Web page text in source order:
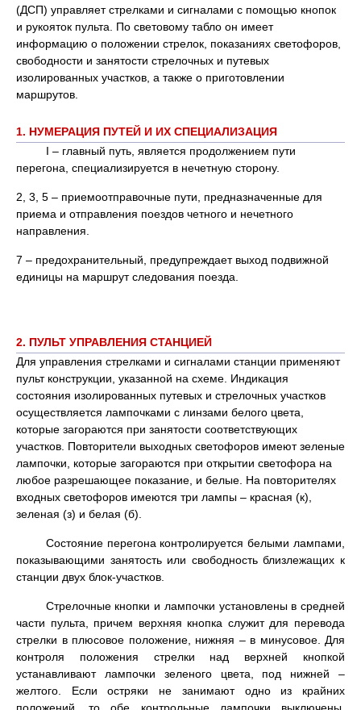
(ДСП) управляет стрелками и сигналами с помощью кнопок
и рукояток пульта. По световому табло он имеет
информацию о положении стрелок, показаниях светофоров,
свободности и занятости стрелочных и путевых
изолированных участков, а также о приготовлении
маршрутов.
1. НУМЕРАЦИЯ ПУТЕЙ И ИХ СПЕЦИАЛИЗАЦИЯ
I – главный путь, является продолжением пути
перегона, специализируется в нечетную сторону.
2, 3, 5 – приемоотправочные пути, предназначенные для
приема и отправления поездов четного и нечетного
направления.
7 – предохранительный, предупреждает выход подвижной
единицы на маршрут следования поезда.
2. ПУЛЬТ УПРАВЛЕНИЯ СТАНЦИЕЙ
Для управления стрелками и сигналами станции применяют
пульт конструкции, указанной на схеме. Индикация
состояния изолированных путевых и стрелочных участков
осуществляется лампочками с линзами белого цвета,
которые загораются при занятости соответствующих
участков. Повторители выходных светофоров имеют зеленые
лампочки, которые загораются при открытии светофора на
любое разрешающее показание, и белые. На повторителях
входных светофоров имеются три лампы – красная (к),
зеленая (з) и белая (б).
Состояние перегона контролируется белыми лампами,
показывающими занятость или свободность близлежащих к
станции двух блок-участков.
Стрелочные кнопки и лампочки установлены в средней
части пульта, причем верхняя кнопка служит для перевода
стрелки в плюсовое положение, нижняя – в минусовое. Для
контроля положения стрелки над верхней кнопкой
устанавливают лампочки зеленого цвета, под нижней –
желтого. Если остряки не занимают одно из крайних
положений, то обе контрольные лампочки выключены.